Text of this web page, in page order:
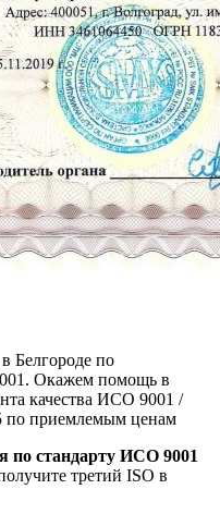
Белгороде по
Окажем помощь в
качества ИСО 9001 /
приемлемым ценам
по стандарту ИСО 9001
третий ISO в